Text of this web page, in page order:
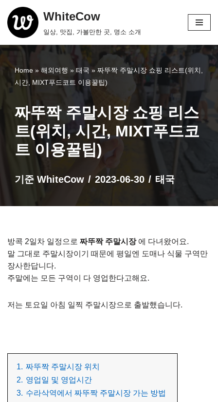
콘
텐
츠
WhiteCow
일상, 맛집, 가볼만한 곳, 명소 소개
Home » 해외여행 » 태국 » 짜뚜짝 주말시장 쇼핑 리스트(위치,
시간, MIXT푸드코트 이용꿀팁)
짜뚜짝 주말시장 쇼핑 리스
트(위치, 시간, MIXT푸드코
트 이용꿀팁)
기준 WhiteCow 2023-06-30 태국
방콕 2일차 일정으로 짜뚜짝 주말시장에 다녀왔어요.
말 그대로 주말시장이기 때문에 평일엔 도매나 식물 구역만
장사한답니다.
주말에는 모든 구역이 다 영업한다고해요.
저는 토요일 아침 일찍 주말시장으로 출발했습니다.
1. 짜뚜짝 주말시장 위치
2. 영업일 및 영업시간
3. 수라삭역에서 짜뚜짝 주말시장 가는 방법